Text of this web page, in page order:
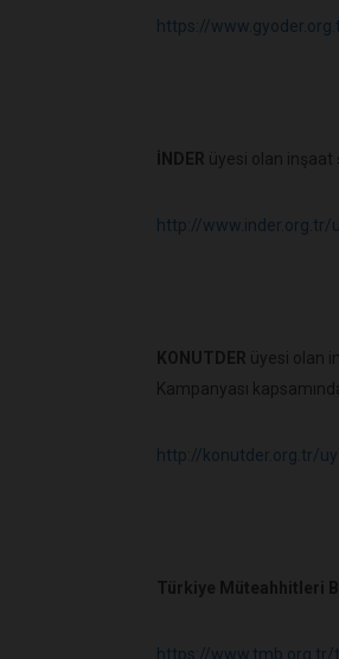
https://
İNDER üyesi olan inşaat
http://www.inder.org.tr/
KONUTDER üyesi olan
Kampanyası
http://konutder.org.tr/
Türkiye Müteahhitleri
https://www.tmb.org.tr/